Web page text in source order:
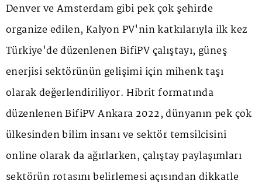
Denver ve Amsterdam gibi pek çok şehirde
organize edilen, Kalyon PV'nin katkılarıyla ilk kez
Türkiye'de düzenlenen BifiPV çalıştayı, güneş
enerjisi sektörünün gelişimi için mihenk taşı
olarak değerlendiriliyor. Hibrit formatında
düzenlenen BifiPV Ankara 2022, dünyanın pek çok
ülkesinden bilim insanı ve sektör temsilcisini
online olarak da ağırlarken, çalıştay paylaşımları
sektörün rotasını belirlemesi açısından dikkatle